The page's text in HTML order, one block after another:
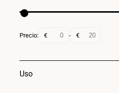
Precio: € - €
Uso